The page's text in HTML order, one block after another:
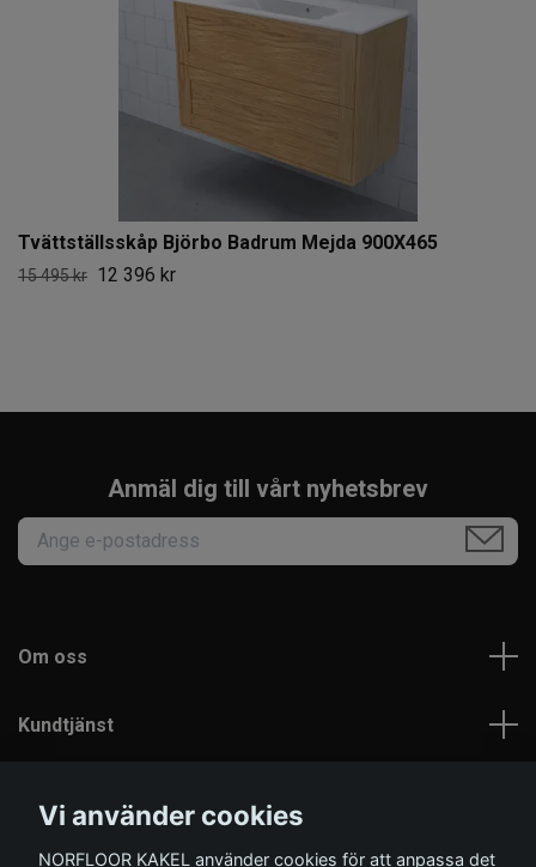
Tvättställsskåp Björbo Badrum Mejda 900X465
15 495 kr 12 396 kr
Anmäl dig till vårt nyhetsbrev
Om oss
Kundtjänst
Sociala medier
Vi använder cookies
NORFLOOR KAKEL använder cookies för att anpassa det